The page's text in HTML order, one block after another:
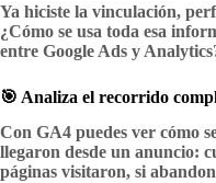
Ya hiciste la vinculación,
¿Cómo se usa toda esa
entre Google Ads y
🎯 Analiza el recorrido
Con GA4 puedes ver cómo
llegaron desde un anuncio:
páginas visitaron, si